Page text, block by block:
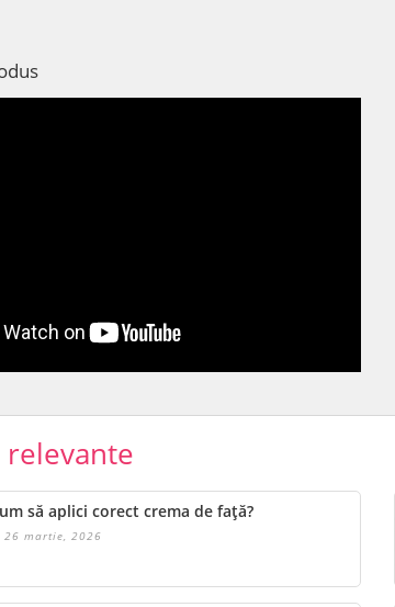
să aplici corect crema de față?
26 martie, 2026